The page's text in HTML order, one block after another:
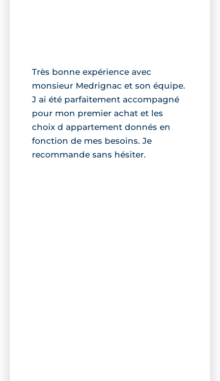
Très bonne expérience avec
monsieur Medrignac et son équipe.
J ai été parfaitement accompagné
pour mon premier achat et les
choix d appartement donnés en
fonction de mes besoins. Je
recommande sans hésiter.